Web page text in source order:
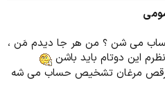
حساب مى شن ؟ من هر جا ديدم مَن ،
اين دوتام بايد باشن
مرغان تشخيص حساب مى شه